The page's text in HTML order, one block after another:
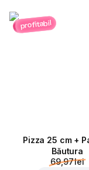
profitabil
Pizza 25 cm +
Băutura
69,97 lei